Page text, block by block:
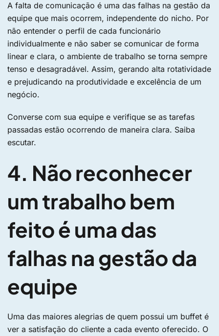
A falta de comunicação é uma das falhas na gestão da
equipe que mais ocorrem, independente do nicho. Por
não entender o perfil de cada funcionário
individualmente e não saber se comunicar de forma
linear e clara, o ambiente de trabalho se torna sempre
tenso e desagradável. Assim, gerando alta rotatividade
e prejudicando na produtividade e excelência de um
negócio.
Converse com sua equipe e verifique se as tarefas
passadas estão ocorrendo de maneira clara. Saiba
escutar.
4. Não reconhecer
um trabalho bem
feito é uma das
falhas na gestão da
equipe
Uma das maiores alegrias de quem possui um buffet é
ver a satisfação do cliente a cada evento oferecido. O